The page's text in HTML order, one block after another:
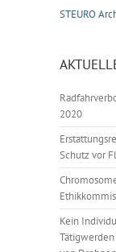
STEURO
2020
Schutz vor
Kein